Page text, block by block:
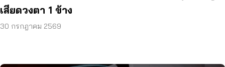
เสียดวงตา 1 ข้าง
30 กรกฎาคม 2569